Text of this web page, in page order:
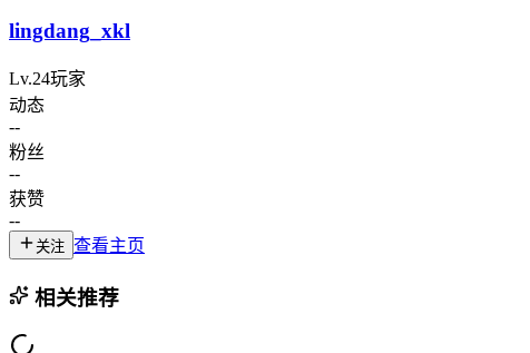
lingdang_xkl
Lv.24玩家
动态
--
粉丝
--
获赞
--
关注 查看主页
相关推荐